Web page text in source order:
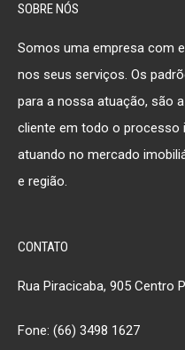
SOBRE NÓS
Somos uma empresa com
nos seus serviços. Os
para a nossa atuação, são
cliente em todo o processo
atuando no mercado
e região.
CONTATO
Rua Piracicaba, 905 Centro
Fone: (66) 3498 1627